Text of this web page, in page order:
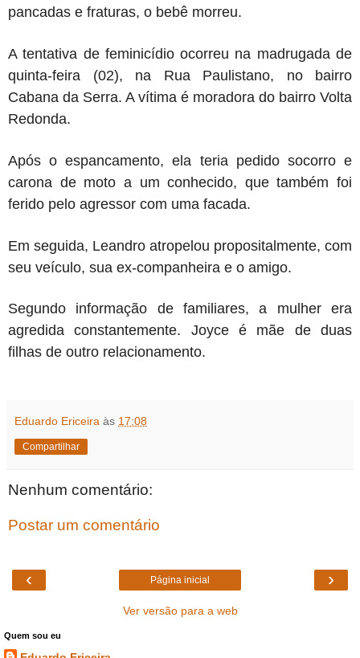
pancadas e fraturas, o bebê morreu.
A tentativa de feminicídio ocorreu na madrugada de
quinta-feira (02), na Rua Paulistano, no bairro
Cabana da Serra. A vítima é moradora do bairro Volta
Redonda.
Após o espancamento, ela teria pedido socorro e
carona de moto a um conhecido, que também foi
ferido pelo agressor com uma facada.
Em seguida, Leandro atropelou propositalmente, com
seu veículo, sua ex-companheira e o amigo.
Segundo informação de familiares, a mulher era
agredida constantemente. Joyce é mãe de duas
filhas de outro relacionamento.
Eduardo Ericeira às 17:08
Compartilhar
Nenhum comentário:
Postar um comentário
‹ ›
Página inicial
Ver versão para a web
Quem sou eu